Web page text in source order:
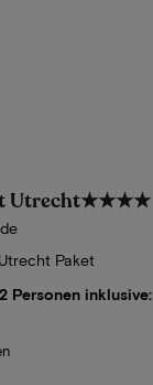
Utrecht★★★★
Paket
Personen inklusive: